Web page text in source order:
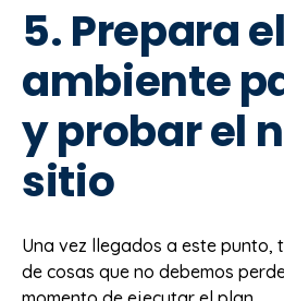
5. Prepara el
ambiente
y probar el
sitio
Una vez llegados a este punto,
de cosas que no debemos